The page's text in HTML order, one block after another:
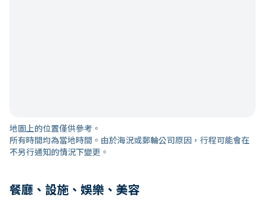
地圖上的位置僅供參考。
所有時間均為當地時間。由於海況或郵輪公司原因，行程可能會在
不另行通知的情況下變更。
餐廳、設施、娛樂、美容